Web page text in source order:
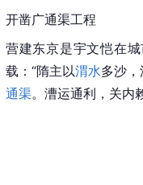
开凿广通渠工程
营建东京是宇文恺在
载：“隋主以渭水多沙
通渠。 漕运通利，关内